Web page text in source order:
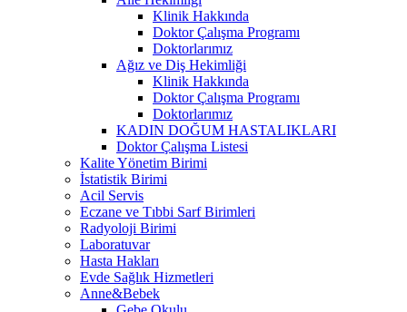
Klinik Hakkında
Doktor Çalışma Programı
Doktorlarımız
Ağız ve Diş Hekimliği
Klinik Hakkında
Doktor Çalışma Programı
Doktorlarımız
KADIN DOĞUM HASTALIKLARI
Doktor Çalışma Listesi
Kalite Yönetim Birimi
İstatistik Birimi
Acil Servis
Eczane ve Tıbbi Sarf Birimleri
Radyoloji Birimi
Laboratuvar
Hasta Hakları
Evde Sağlık Hizmetleri
Anne&Bebek